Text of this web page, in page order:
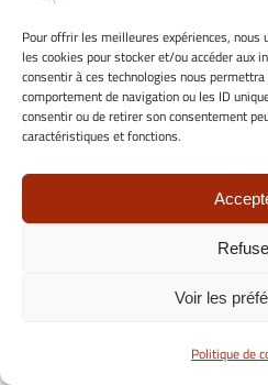
Pour offrir les meilleures expériences,
les cookies pour stocker et/ou accéder aux
consentir à ces technologies nous
comportement de navigation ou les ID
consentir ou de retirer son consentement
caractéristiques et fonctions.
Voir les
Politique de
TRG et
synthétique
rendement